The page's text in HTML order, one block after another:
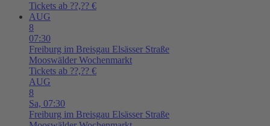
Tickets ab ??,?? €
AUG
8
07:30
Freiburg im Breisgau Elsässer Straße
Mooswälder Wochenmarkt
Tickets ab ??,?? €
AUG
8
Sa, 07:30
Freiburg im Breisgau Elsässer Straße